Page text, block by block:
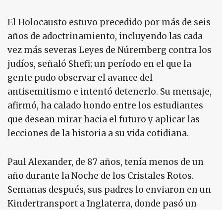
El Holocausto estuvo precedido por más de seis
años de adoctrinamiento, incluyendo las cada
vez más severas Leyes de Núremberg contra los
judíos, señaló Shefi; un período en el que la
gente pudo observar el avance del
antisemitismo e intentó detenerlo. Su mensaje,
afirmó, ha calado hondo entre los estudiantes
que desean mirar hacia el futuro y aplicar las
lecciones de la historia a su vida cotidiana.
Paul Alexander, de 87 años, tenía menos de un
año durante la Noche de los Cristales Rotos.
Semanas después, sus padres lo enviaron en un
Kindertransport a Inglaterra, donde pasó un